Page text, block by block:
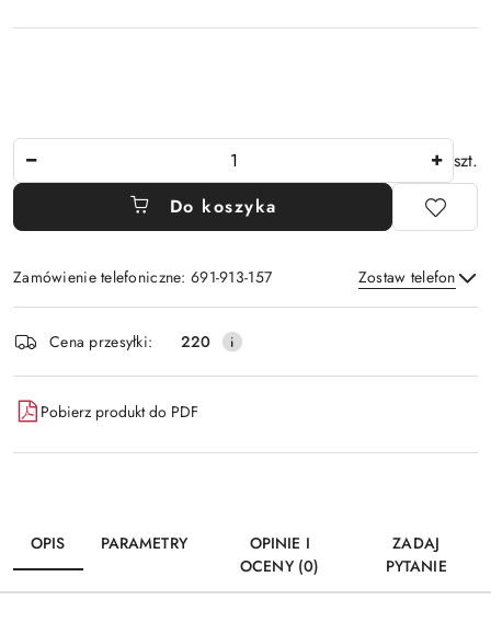
szt.
Do koszyka
Zamówienie telefoniczne: 691-913-157 Zostaw telefon
Wyślij
i
dostawa
Cena przesyłki: 220
Pobierz produkt do PDF
OPIS PARAMETRY
OPINIE I
OCENY (0)
ZADAJ
PYTANIE